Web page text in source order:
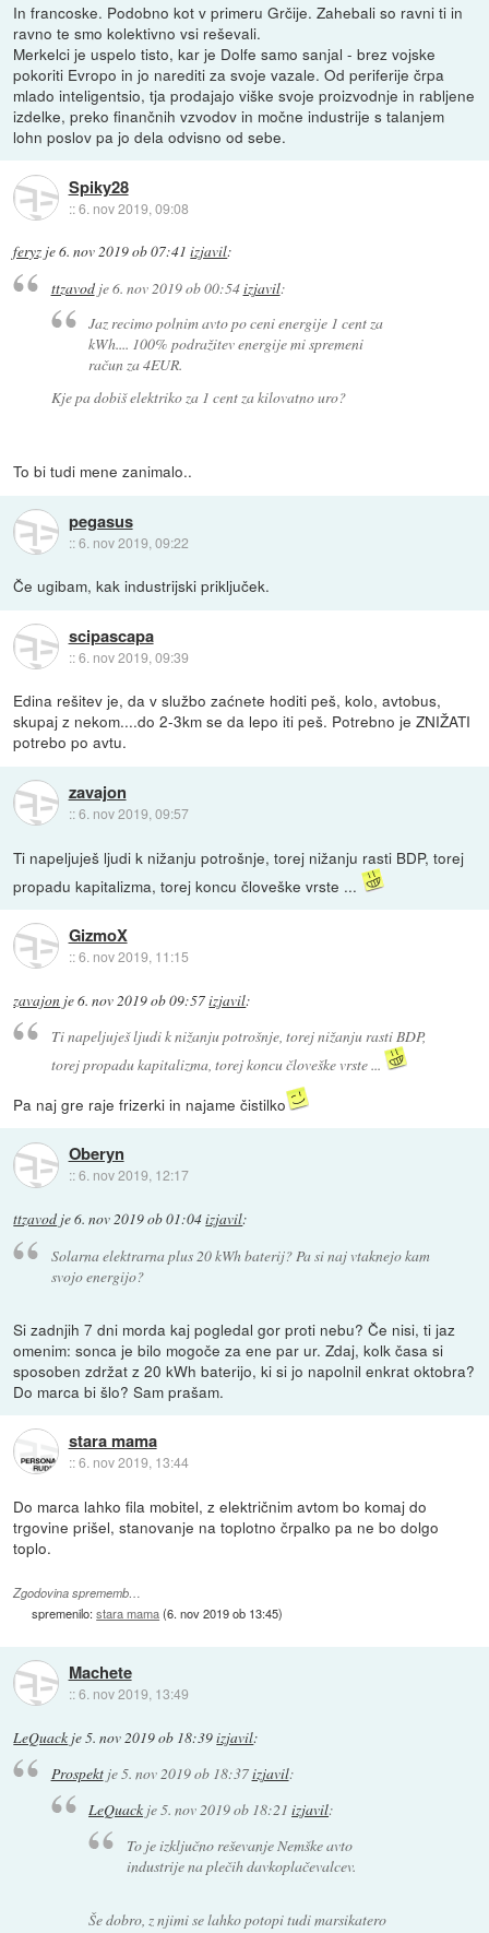
In francoske. Podobno kot v primeru Grčije. Zahebali so ravni ti in
ravno te smo kolektivno vsi reševali.
Merkelci je uspelo tisto, kar je Dolfe samo sanjal - brez vojske
pokoriti Evropo in jo narediti za svoje vazale. Od periferije črpa
mlado inteligentsio, tja prodajajo viške svoje proizvodnje in rabljene
izdelke, preko finančnih vzvodov in močne industrije s talanjem
lohn poslov pa jo dela odvisno od sebe.
Spiky28
::6. nov 2019, 09:08
feryz je6. nov 2019 ob 07:41 izjavil:
ttzavodje6. nov 2019 ob 00:54izjavil:
Jaz recimo polnim avto po ceni energije 1 cent za
kWh.... 100% podražitev energije mi spremeni
račun za 4EUR.
Kje pa dobiš elektriko za 1 cent za kilovatno uro?
To bi tudi mene zanimalo..
pegasus
::6. nov 2019, 09:22
Če ugibam, kak industrijski priključek.
scipascapa
::6. nov 2019, 09:39
Edina rešitev je, da v službo zaćnete hoditi peš, kolo, avtobus,
skupaj z nekom....do 2-3km se da lepo iti peš. Potrebno je ZNIŽATI
potrebo po avtu.
zavajon
::6. nov 2019, 09:57
Ti napeljuješ ljudi k nižanju potrošnje, torej nižanju rasti BDP, torej
propadu kapitalizma, torej koncu človeške vrste ...
GizmoX
::6. nov 2019, 11:15
zavajon je6. nov 2019 ob 09:57izjavil:
Ti napeljuješ ljudi k nižanju potrošnje, torej nižanju rasti BDP,
torej propadu kapitalizma, torej koncu človeške vrste ...
Pa naj gre raje frizerki in najame čistilko
Oberyn
::6. nov 2019, 12:17
ttzavod je6. nov 2019 ob 01:04izjavil:
Solarna elektrarna plus 20 kWh baterij? Pa si naj vtaknejo kam
svojo energijo?
Si zadnjih 7 dni morda kaj pogledal gor proti nebu? Če nisi, ti jaz
omenim: sonca je bilo mogoče za ene par ur. Zdaj, kolk časa si
sposoben zdržat z 20 kWh baterijo, ki si jo napolnil enkrat oktobra?
Do marca bi šlo? Sam prašam.
stara mama
::6. nov 2019, 13:44
Do marca lahko fila mobitel, z električnim avtom bo komaj do
trgovine prišel, stanovanje na toplotno črpalko pa ne bo dolgo
toplo.
Zgodovina sprememb…
spremenilo:stara mama(6. nov 2019 ob 13:45)
Machete
::6. nov 2019, 13:49
LeQuack je5. nov 2019 ob 18:39izjavil:
Prospektje5. nov 2019 ob 18:37izjavil:
LeQuack je5. nov 2019 ob 18:21 izjavil:
To je izključno reševanje Nemške avto
industrije na plečih davkoplačevalcev.
Še dobro, z njimi se lahko potopi tudi marsikatero